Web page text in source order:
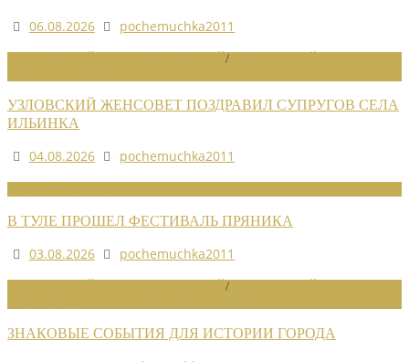
06.08.2026
pochemuchka2011
/
УЗЛОВСКИЙ ЖЕНСОВЕТ ПОЗДРАВИЛ СУПРУГОВ СЕЛА
ИЛЬИНКА
04.08.2026
pochemuchka2011
В ТУЛЕ ПРОШЕЛ ФЕСТИВАЛЬ ПРЯНИКА
03.08.2026
pochemuchka2011
/
ЗНАКОВЫЕ СОБЫТИЯ ДЛЯ ИСТОРИИ ГОРОДА